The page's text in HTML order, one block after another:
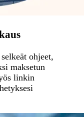
ohjeet,
maksetun
linkin